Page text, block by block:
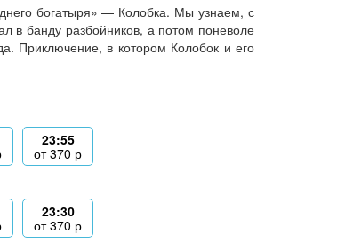
богатыря» — Колобка. Мы узнаем, с
в банду разбойников, а потом поневоле
Приключение, в котором Колобок и его
23:55
от370 р
23:30
от370 р